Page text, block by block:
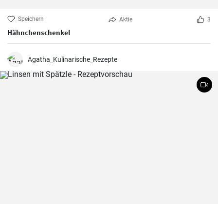
Speichern Aktie 3
Hähnchenschenkel
Agatha_Kulinarische_Rezepte